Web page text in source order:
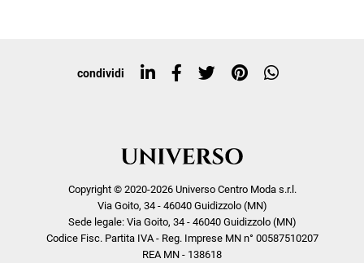
Top ricerche
condividi
Copyright © 2020-2026 Universo Centro Moda s.r.l.
Via Goito, 34 - 46040 Guidizzolo (MN)
Sede legale: Via Goito, 34 - 46040 Guidizzolo (MN)
Codice Fisc. Partita IVA - Reg. Imprese MN n° 00587510207
REA MN - 138618